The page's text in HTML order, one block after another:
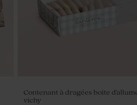
Contenant à dragées boite
vichy